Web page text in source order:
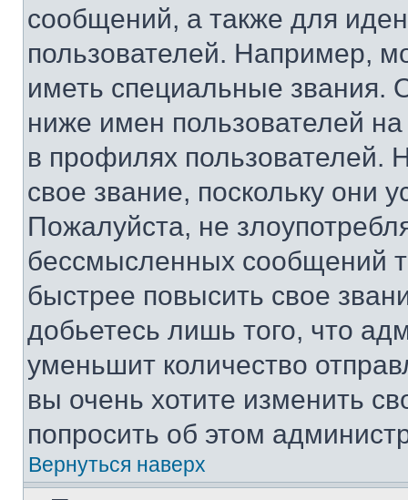
сообщений, а также для
пользователей. Например,
иметь специальные звания.
ниже имен пользователей
в профилях
свое звание, поскольку они
Пожалуйста, не
бессмысленных сообщений
быстрее повысить свое
добьетесь лишь того, что
уменьшит количество
вы очень хотите изменить
попросить об этом
Вернуться наверх